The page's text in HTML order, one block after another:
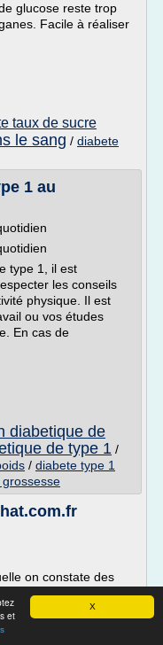
X
et
glucose reste trop
Facile à réaliser
taux de sucre
le sang / diabete
1 au
type 1, il est
les conseils
physique. Il est
ou vos études
En cas de
diabetique de
de type 1 /
/ diabete type 1
on constate des
fortes
Le corps utilise
Des cétones se